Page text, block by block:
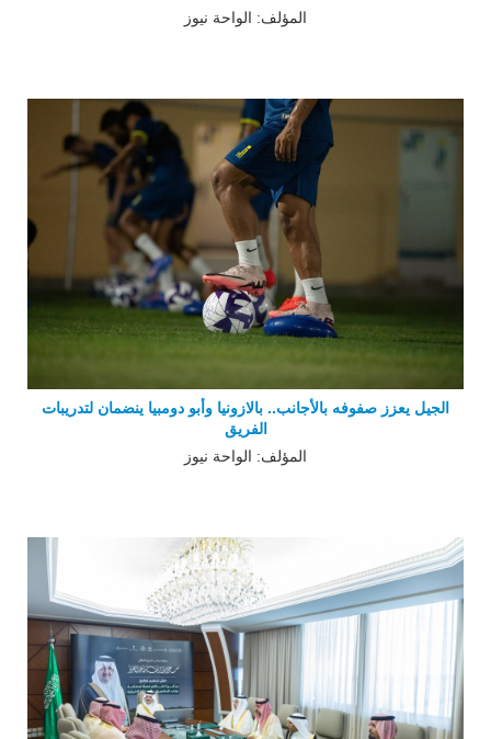
المؤلف: الواحة نيوز
الجيل يعزز صفوفه بالأجانب.. بالازونيا وأبو دومبيا ينضمان لتدريبات
الفريق
المؤلف: الواحة نيوز